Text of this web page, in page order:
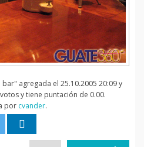
bar" agregada el 25.10.2005 20:09 y
y tiene puntación de 0.00.
por cvander.